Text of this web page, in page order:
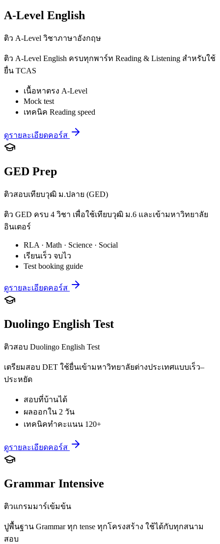
A-Level English
ติว A-Level วิชาภาษาอังกฤษ
ติว A-Level English ครบทุกพาร์ท Reading & Listening สำหรับใช้
ยื่น TCAS
เนื้อหาตรง A-Level
Mock test
เทคนิค Reading speed
ดูรายละเอียดคอร์ส
GED Prep
ติวสอบเทียบวุฒิ ม.ปลาย (GED)
ติว GED ครบ 4 วิชา เพื่อใช้เทียบวุฒิ ม.6 และเข้ามหาวิทยาลัย
อินเตอร์
RLA · Math · Science · Social
เรียนเร็ว จบไว
Test booking guide
ดูรายละเอียดคอร์ส
Duolingo English Test
ติวสอบ Duolingo English Test
เตรียมสอบ DET ใช้ยื่นเข้ามหาวิทยาลัยต่างประเทศแบบเร็ว–
ประหยัด
สอบที่บ้านได้
ผลออกใน 2 วัน
เทคนิคทำคะแนน 120+
ดูรายละเอียดคอร์ส
Grammar Intensive
ติวแกรมมาร์เข้มข้น
ปูพื้นฐาน Grammar ทุก tense ทุกโครงสร้าง ใช้ได้กับทุกสนาม
สอบ